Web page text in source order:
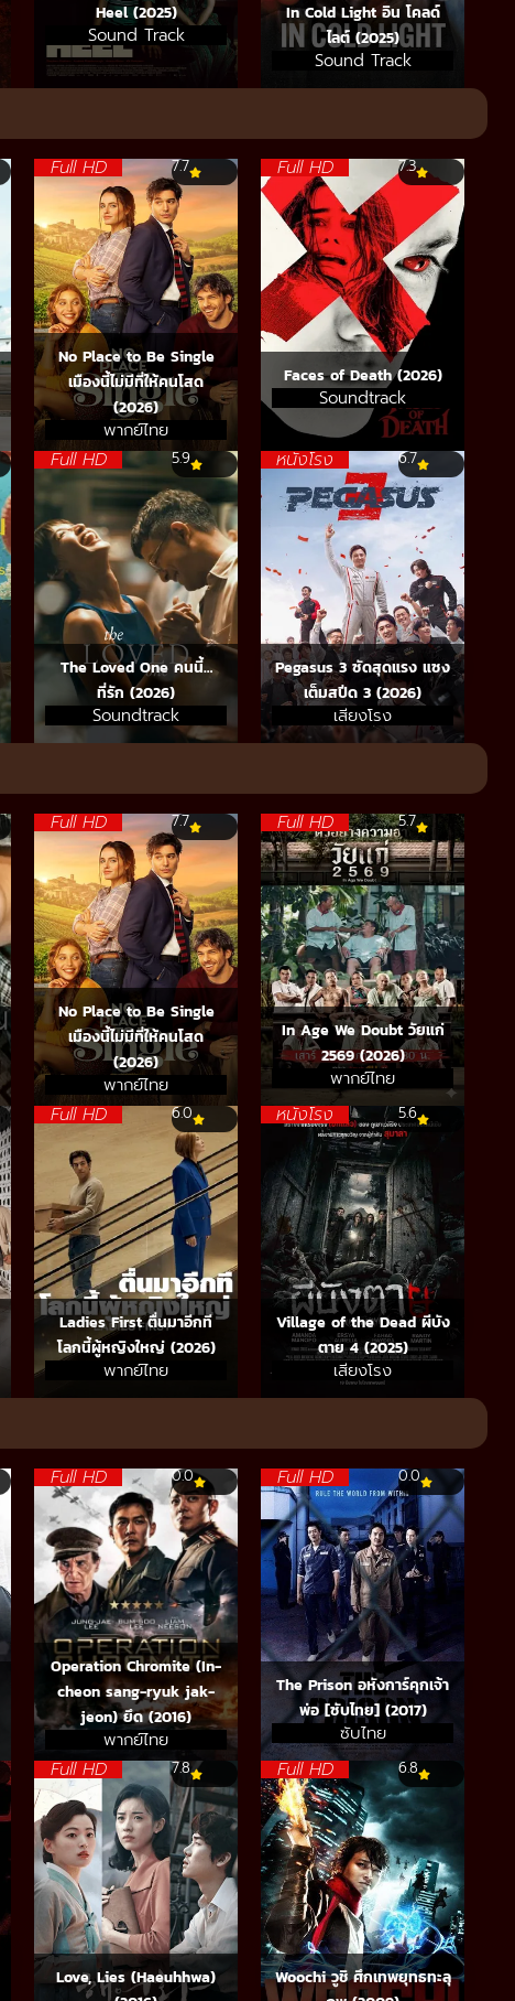
Heel (2025)
Sound Track
In Cold Light อิน โคลด์
ไลต์ (2025)
Sound Track
Full HD 7.7
No Place to Be Single
เมืองนี้ไม่มีที่ให้คนโสด
(2026)
พากย์ไทย
Full HD 7.3
Faces of Death (2026)
Soundtrack
Full HD 5.9
The Loved One คนนี้…
ที่รัก (2026)
Soundtrack
หนังโรง 6.7
Pegasus 3 ซัดสุดแรง แซง
เต็มสปีด 3 (2026)
เสียงโรง
Full HD 7.7
No Place to Be Single
เมืองนี้ไม่มีที่ให้คนโสด
(2026)
พากย์ไทย
Full HD 5.7
In Age We Doubt วัยแก่
2569 (2026)
พากย์ไทย
Full HD 6.0
Ladies First ตื่นมาอีกที
โลกนี้ผู้หญิงใหญ่ (2026)
พากย์ไทย
หนังโรง 5.6
Village of the Dead ผีบัง
ตาย 4 (2025)
เสียงโรง
Full HD 0.0
Operation Chromite (In-
cheon sang-ryuk jak-
jeon) ยึด (2016)
พากย์ไทย
Full HD 0.0
The Prison อหังการ์คุกเจ้า
พ่อ [ซับไทย] (2017)
ซับไทย
Full HD 7.8
Love, Lies (Haeuhhwa)
Full HD 6.8
Woochi วูชิ ศึกเทพยุทธทะลุ